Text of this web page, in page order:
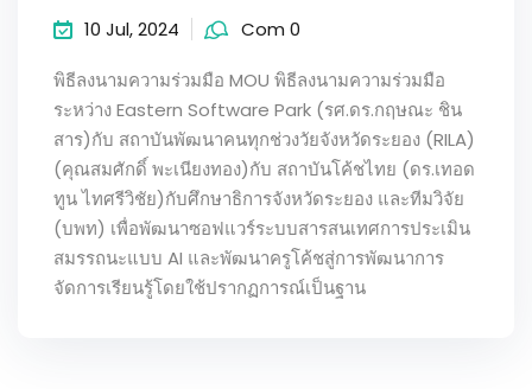
10 Jul, 2024 Com 0
พิธีลงนามความร่วมมือ MOU พิธีลงนามความร่วมมือ
ระหว่าง Eastern Software Park (รศ.ดร.กฤษณะ ชิน
สาร)กับ สถาบันพัฒนาคนทุกช่วงวัยจังหวัดระยอง (RILA)
(คุณสมศักดิ์ พะเนียงทอง)กับ สถาบันโค้ชไทย (ดร.เทอด
ทูน ไทศรีวิชัย)กับศึกษาธิการจังหวัดระยอง และทีมวิจัย
(บพท) เพื่อพัฒนาซอฟแวร์ระบบสารสนเทศการประเมิน
สมรรถนะแบบ AI และพัฒนาครูโค้ชสู่การพัฒนาการ
จัดการเรียนรู้โดยใช้ปรากฏการณ์เป็นฐาน